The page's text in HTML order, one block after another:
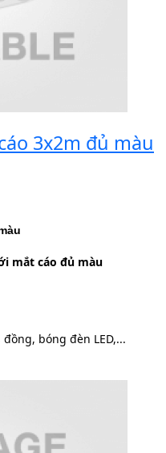
3x2m đủ màu
mắt cáo đủ màu
bóng đèn LED,...